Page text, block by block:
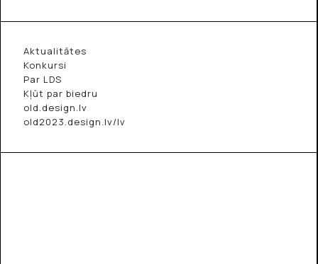
Aktualitātes
Konkursi
Par LDS
Kļūt par biedru
old.design.lv
old2023.design.lv/lv